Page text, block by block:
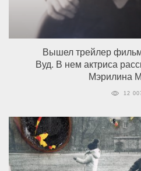
Вышел трейлер
Вуд. В нем актриса
Мэрилина
12